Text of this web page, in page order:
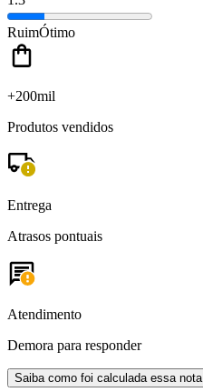
RuimÓtimo
+200mil
Produtos vendidos
Entrega
Atrasos pontuais
Atendimento
Demora para responder
Saiba como foi calculada essa nota